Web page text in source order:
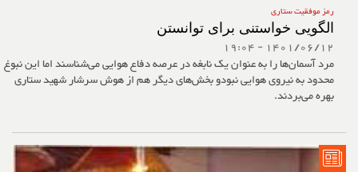
رمز موفقیت ستاری
الگویی خواستنی برای توانستن
1401/06/12 - 19:04
مرد آسمان‌ها را به عنوان یک نابغه در عرصه دفاع هوایی می‌شناسند اما این نبوغ
محدود به نیروی هوایی نبودو بخش‌های دیگر هم از هوش سرشار شهید ستاری
بهره می‌بردند.